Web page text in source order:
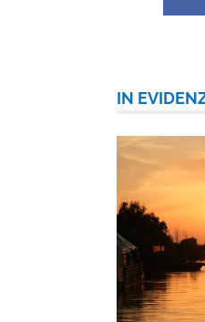
IN